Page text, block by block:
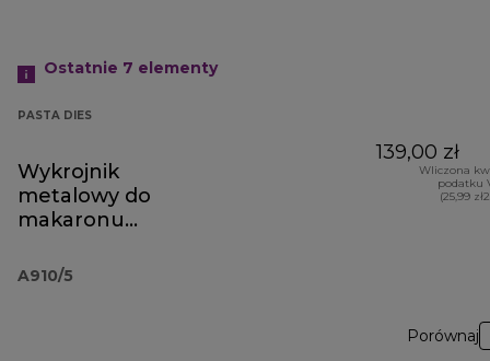
Ostatnie 7 elementy
PASTA DIES
Wykrojnik
metalowy do
makaronu
AA910
A910/5
139,00 zł
Wliczona
podatku
(25,99
Porównaj